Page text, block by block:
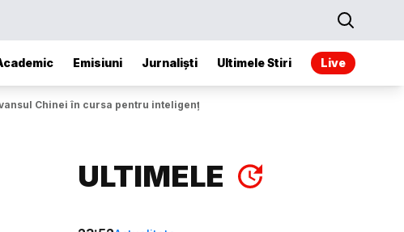
Emisiuni Jurnaliști Ultimele Stiri Live
Chinei în cursa pentru inteligența artificială
ULTIMELE